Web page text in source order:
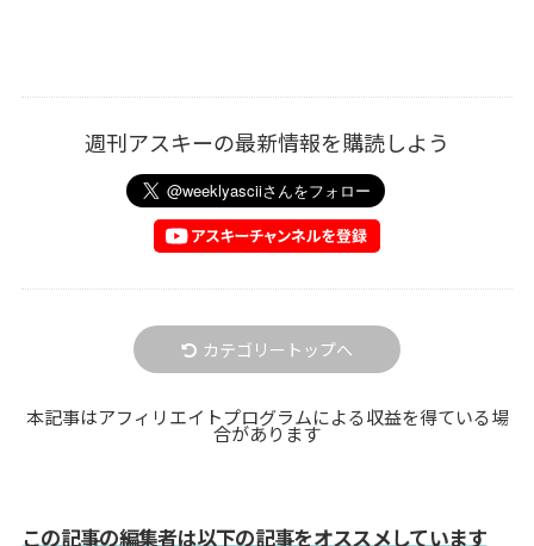
週刊アスキーの最新情報を購読しよう
カテゴリートップへ
本記事はアフィリエイトプログラムによる収益を得ている場
合があります
この記事の編集者は以下の記事をオススメしています